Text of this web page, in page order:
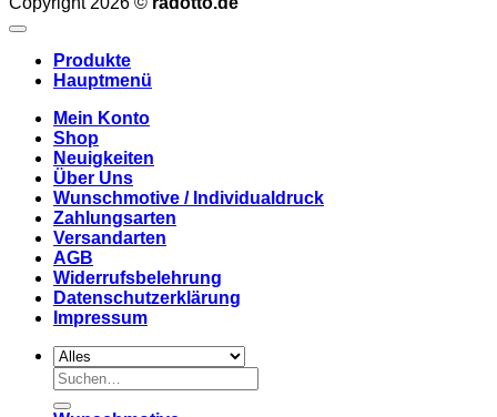
Produkte
Hauptmenü
Mein Konto
Shop
Neuigkeiten
Über Uns
Wunschmotive / Individualdruck
Zahlungsarten
Versandarten
AGB
Widerrufsbelehrung
Datenschutzerklärung
Impressum
Suchen
nach: